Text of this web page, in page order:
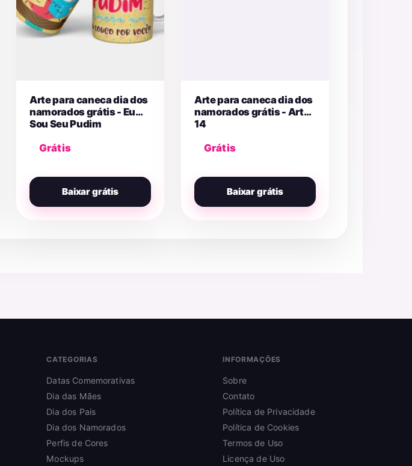
Arte para caneca dia dos
namorados grátis - Eu
Sou Seu Pudim
Grátis
Baixar grátis
Arte para caneca dia dos
namorados grátis - Arte
14
Grátis
Baixar grátis
CATEGORIAS
Datas Comemorativas
Dia das Mães
Dia dos Pais
Dia dos Namorados
Perfis de Cores
Mockups
INFORMAÇÕES
Sobre
Contato
Política de Privacidade
Política de Cookies
Termos de Uso
Licença de Uso